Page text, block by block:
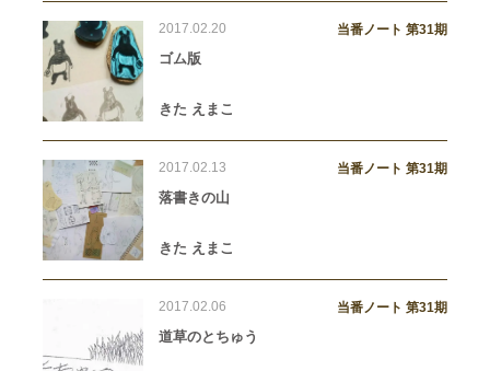
2017.02.20 当番ノート 第31期
ゴム版
きた えまこ
2017.02.13 当番ノート 第31期
落書きの山
きた えまこ
2017.02.06 当番ノート 第31期
道草のとちゅう